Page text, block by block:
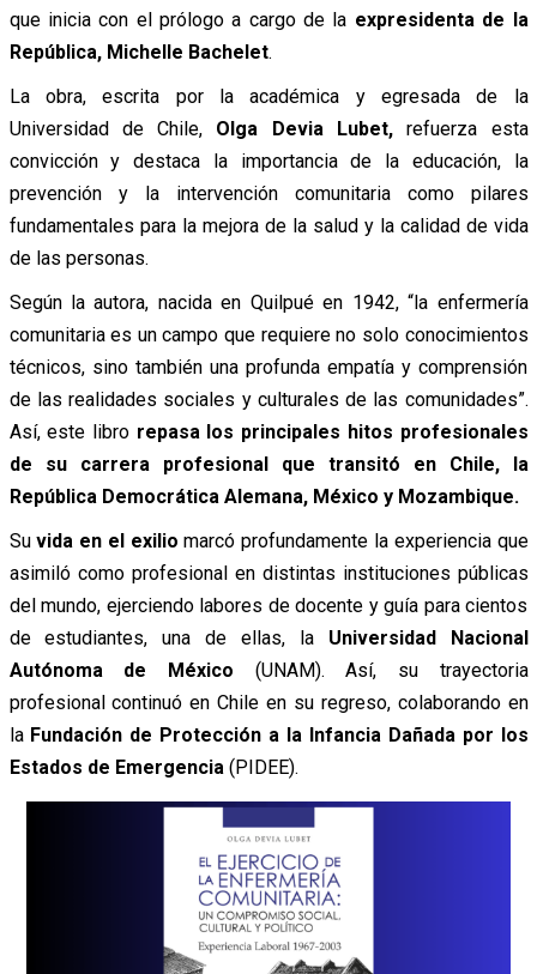
que inicia con el prólogo a cargo de la expresidenta de la
República, Michelle Bachelet.
La obra, escrita por la académica y egresada de la
Universidad de Chile, Olga Devia Lubet,refuerza esta
convicción y destaca la importancia de la educación, la
prevención y la intervención comunitaria como pilares
fundamentales para la mejora de la salud y la calidad de vida
de las personas.
Según la autora, nacida en Quilpué en 1942, “la enfermería
comunitaria es un campo que requiere no solo conocimientos
técnicos, sino también una profunda empatía y comprensión
de las realidades sociales y culturales de las comunidades”.
Así, este libro repasa los principales hitos profesionales
de su carrera profesional que transitó en Chile, la
República Democrática Alemana, México y Mozambique.
Suvida en el exilio marcó profundamente la experiencia que
asimiló como profesional en distintas instituciones públicas
del mundo, ejerciendo labores de docente y guía para cientos
de estudiantes, una de ellas, la Universidad Nacional
Autónoma de México (UNAM). Así, su trayectoria
profesional continuó en Chile en su regreso, colaborando en
la Fundación de Protección a la Infancia Dañada por los
Estados de Emergencia (PIDEE).